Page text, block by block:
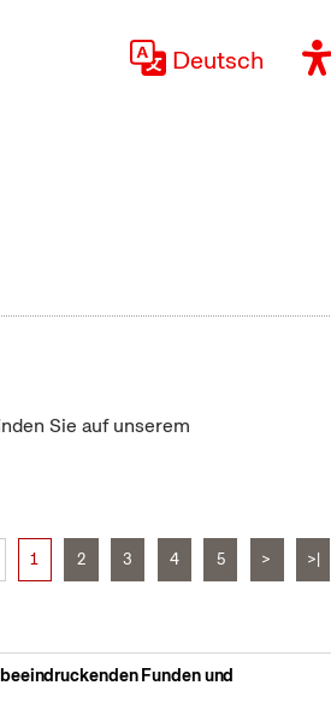
Deutsch
Sie auf unserem
1 2 3 4 5 > >|
Funden und